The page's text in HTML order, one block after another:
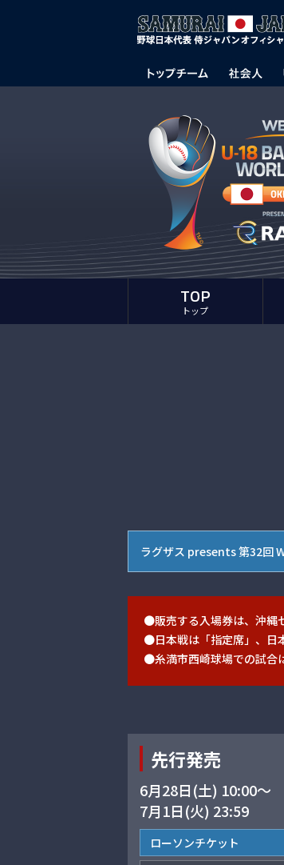
TOP
トップ
ラグザス presents 第32回
●販売する入場券は、沖縄
●日本戦は「指定席」、日
●糸満市西崎球場での試合
先行発売
6月28日(土) 10:00～
7月1日(火) 23:59
ローソンチケット